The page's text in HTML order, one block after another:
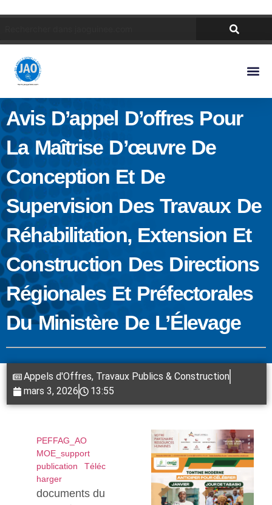
Avis D’appel D’offres Pour
La Maîtrise D’œuvre De
Conception Et De
Supervision Des Travaux De
Réhabilitation, Extension Et
Construction Des Directions
Régionales Et Préfectorales
Du Ministère De L’Élevage
Appels d'Offres, Travaux Publics & Construction
mars 3, 2026
13:55
PEFFAG_AO
MOE_support
publication
Téléc
harger
documents du